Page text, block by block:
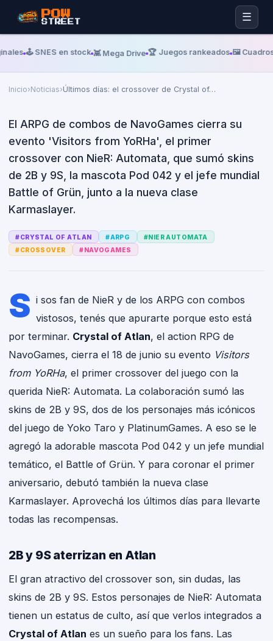
POW
STREET ☰
🕹️ SNES en stock 👾 Mega Drive 🏆 Juegos rankeados 🖼️ Cuadros
Inicio›Noticias›Últimos días: el crossover de Crystal of…
MMORPG.COM
Últimos días: el crossover de
Crystal of Atlan con NieR:
Automata mete a 2B y 9S en el
ARPG
El ARPG de combos de NavoGames cierra su
evento 'Visitors from YoRHa', el primer
crossover con NieR: Automata, que sumó skins
de 2B y 9S, la mascota Pod 042 y el jefe mundial
Battle of Grün, junto a la nueva clase
Karmaslayer.
#CRYSTAL OF ATLAN #ARPG #NIER AUTOMATA
#CROSSOVER #NAVOGAMES
S i sos fan de NieR y de los ARPG con combos
vistosos, tenés que apurarte porque esto está
por terminar. Crystal of Atlan, el action RPG de
NavoGames, cierra el 18 de junio su evento Visitors
from YoRHa, el primer crossover del juego con la
querida NieR: Automata. La colaboración sumó las
skins de 2B y 9S, dos de los personajes más icónicos
del juego de Yoko Taro y PlatinumGames. A eso se le
agregó la adorable mascota Pod 042 y un jefe mundial
temático, el Battle of Grün. Y para coronar el primer
aniversario, debutó también la nueva clase
Karmaslayer. Aprovechá los últimos días para llevarte
todas las recompensas.
2B y 9S aterrizan en Atlan
El gran atractivo del crossover son, sin dudas, las
skins de 2B y 9S. Estos personajes de NieR: Automata
tienen un estatus de culto, así que verlos integrados a
Crystal of Atlan es un sueño para los fans. Las